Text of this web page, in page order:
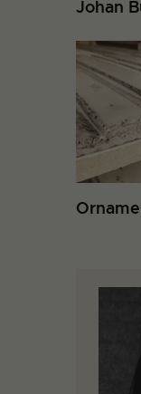
Johan